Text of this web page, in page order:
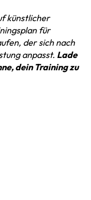
künstlicher
für
der sich nach
anpasst. Lade
dein Training zu